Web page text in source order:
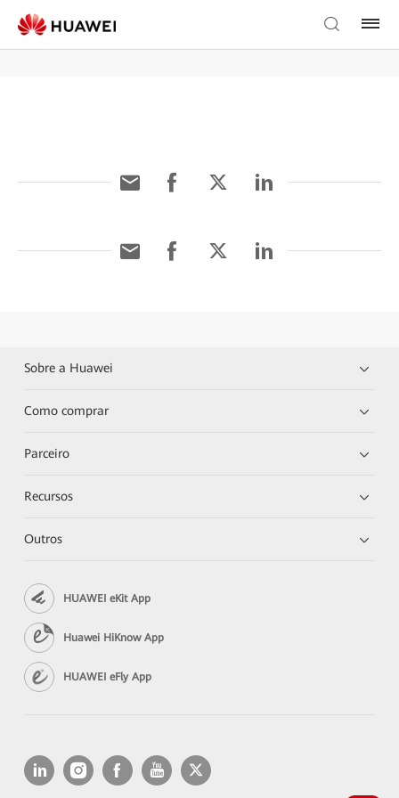
Sobre a Huawei
Como comprar
Parceiro
Recursos
Outros
HUAWEI eKit App
Huawei HiKnow App
HUAWEI eFly App